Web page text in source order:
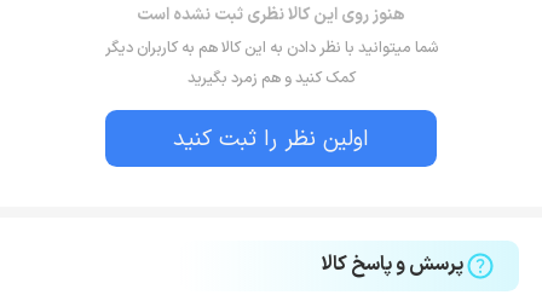
هنوز روی این کالا نظری ثبت نشده است
شما میتوانید با نظر دادن به این کالا هم به کاربران دیگر
کمک کنید و هم زمرد بگیرید
اولین نظر را ثبت کنید
پرسش و پاسخ کالا